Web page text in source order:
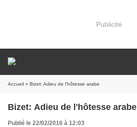
Publicité
Accueil » Bizet: Adieu de l'hôtesse arabe
Bizet: Adieu de l'hôtesse arabe
Publié le 22/02/2016 à 12:03